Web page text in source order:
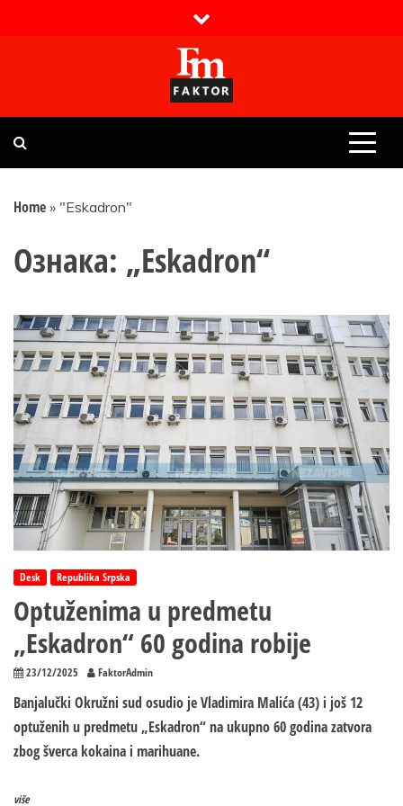
Faktor magazin
Uvijek presudan
Home » "Eskadron"
Ознака: „Eskadron“
Desk Republika Srpska
Optuženima u predmetu
„Eskadron“ 60 godina robije
23/12/2025 FaktorAdmin
Banjalučki Okružni sud osudio je Vladimira Malića (43) i još 12
optuženih u predmetu „Eskadron“ na ukupno 60 godina zatvora
zbog šverca kokaina i marihuane.
više